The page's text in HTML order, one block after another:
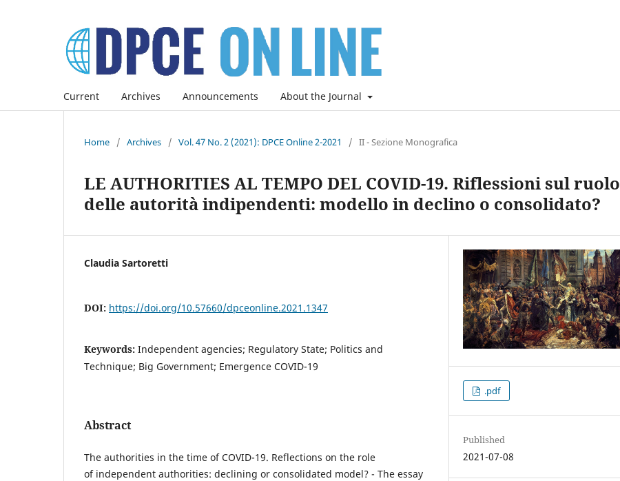
Current Archives Announcements About the Journal
Home / Archives / Vol. 47 No. 2 (2021): DPCE Online 2-2021 / II - Sezione Monografica
LE AUTHORITIES AL TEMPO DEL COVID-19. Riflessioni sul ruolo
delle autorità indipendenti: modello in declino o consolidato?
Claudia Sartoretti
DOI: https://doi.org/10.57660/dpceonline.2021.1347
Keywords: Independent agencies; Regulatory State; Politics and
Technique; Big Government; Emergence COVID-19
Abstract
The authorities in the time of COVID-19. Reflections on the role
of independent authorities: declining or consolidated model? - The essay
.pdf
Published
2021-07-08